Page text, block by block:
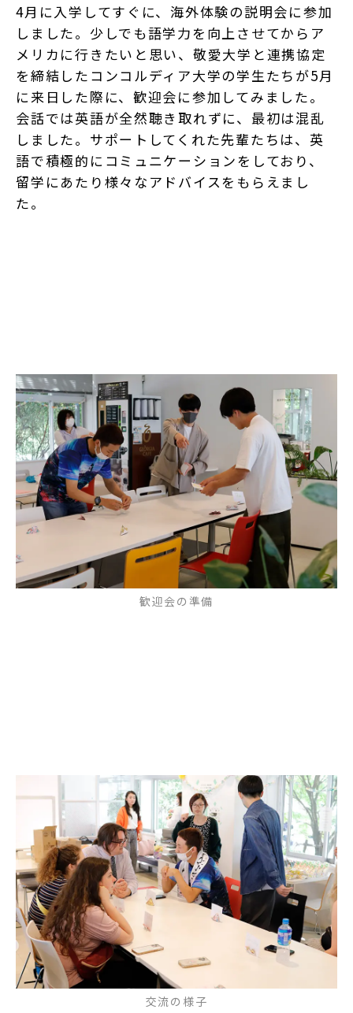
4月に入学してすぐに、海外体験の説明会に参加
しました。少しでも語学力を向上させてからア
メリカに行きたいと思い、敬愛大学と連携協定
を締結したコンコルディア大学の学生たちが5月
に来日した際に、歓迎会に参加してみました。
会話では英語が全然聴き取れずに、最初は混乱
しました。サポートしてくれた先輩たちは、英
語で積極的にコミュニケーションをしており、
留学にあたり様々なアドバイスをもらえまし
た。
歓迎会の準備
交流の様子